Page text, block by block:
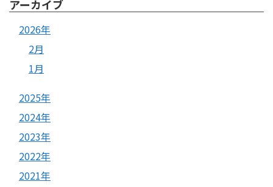
アーカイブ
2026年
2月
1月
2025年
2024年
2023年
2022年
2021年